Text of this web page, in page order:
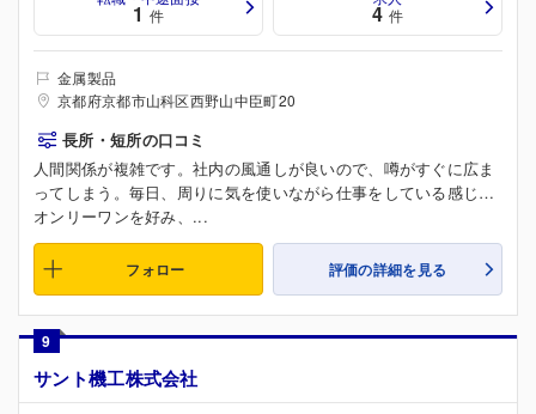
1 件 4 件
金属製品
京都府京都市山科区西野山中臣町20
長所・短所の口コミ
人間関係が複雑です。社内の風通しが良いので、噂がすぐに広ま
ってしまう。毎日、周りに気を使いながら仕事をしている感じ…
オンリーワンを好み、...
フォロー 評価の詳細を見る
9
サント機工株式会社